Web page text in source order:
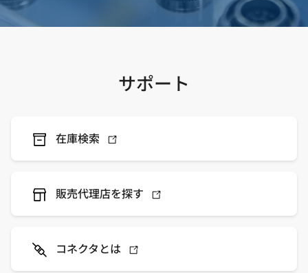
サポート
在庫検索
販売代理店を探す
コネクタとは